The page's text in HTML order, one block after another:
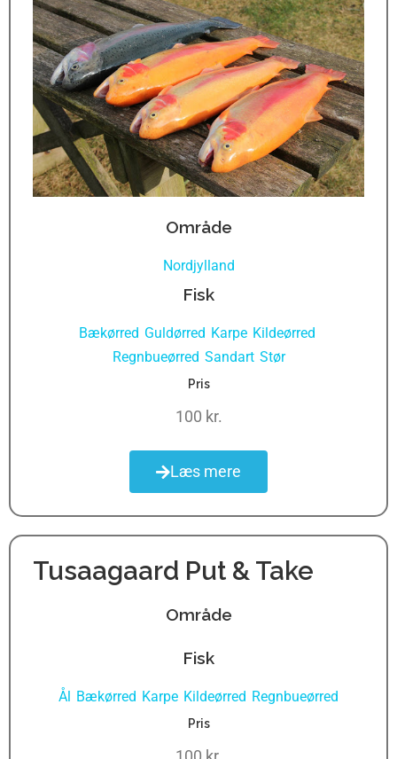
Område
Nordjylland
Fisk
Bækørred Guldørred Karpe Kildeørred
Regnbueørred Sandart, Stør
Pris
100 kr.
Læs mere
Tusaagaard Put & Take
Område
Fisk
Ål Bækørred Karpe Kildeørred Regnbueørred
Pris